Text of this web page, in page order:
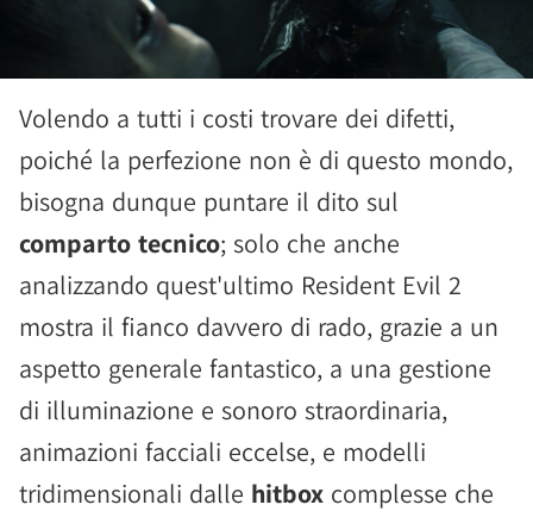
Volendo a tutti i costi trovare dei difetti,
poiché la perfezione non è di questo mondo,
bisogna dunque puntare il dito sul
comparto tecnico; solo che anche
analizzando quest'ultimo Resident Evil 2
mostra il fianco davvero di rado, grazie a un
aspetto generale fantastico, a una gestione
di illuminazione e sonoro straordinaria,
animazioni facciali eccelse, e modelli
tridimensionali dalle hitbox complesse che